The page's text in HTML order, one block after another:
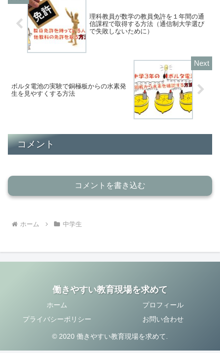
理科教員が数学の教員免許を１年間の通
信課程で取得する方法（通信制大学選び
で失敗しないために）
ボルタ電池の実験で銅極板からの水素発
生を見やすくする方法
コメント
コメントを書き込む
ホーム 中学生
働きやすい教育現場を求めて
ホーム
プロフィール
プライバシーポリシー
お問い合わせ
© 2020 働きやすい教育現場を求めて.